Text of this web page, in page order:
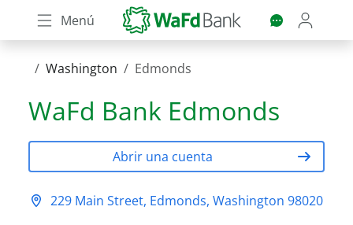
Skip
to
content
Menú
Washington Edmonds
WaFd Bank Edmonds
Abrir una cuenta
229 Main Street, Edmonds, Washington 98020